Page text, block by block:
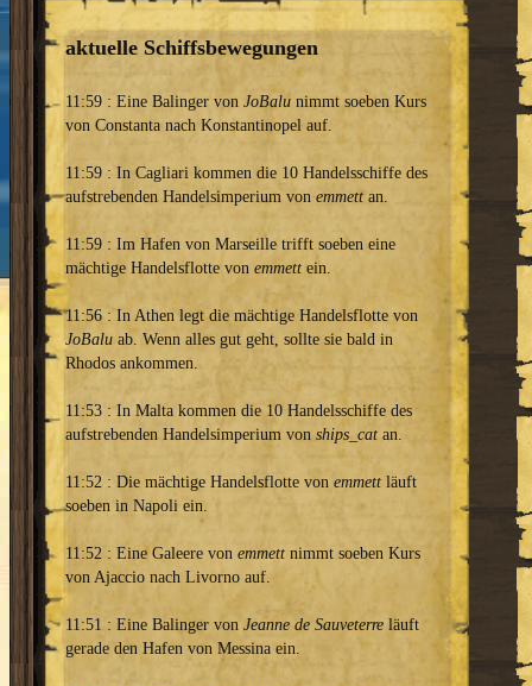
aktuelle Schiffsbewegungen
11:59 : Eine Balinger von JoBalu nimmt soeben Kurs
von Constanta nach Konstantinopel auf.
11:59 : In Cagliari kommen die 10 Handelsschiffe des
aufstrebenden Handelsimperium vonemmett an.
11:59 : Im Hafen von Marseille trifft soeben eine
mächtige Handelsflotte von emmett ein.
11:56 : In Athen legt die mächtige Handelsflotte von
JoBalu ab. Wenn alles gut geht, sollte sie bald in
Rhodos ankommen.
11:53 : In Malta kommen die 10 Handelsschiffe des
aufstrebenden Handelsimperium von ships_cat an.
11:52 : Die mächtige Handelsflotte von emmett läuft
soeben in Napoli ein.
11:52 : Eine Galeere von emmett nimmt soeben Kurs
von Ajaccio nach Livorno auf.
11:51 : Eine Balinger von Jeanne de Sauveterre läuft
gerade den Hafen von Messina ein.